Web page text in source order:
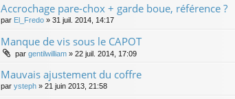
Accrochage pare-chox + garde boue, référence ?
par El_Fredo » 31 juil. 2014, 14:17
Manque de vis sous le CAPOT
par gentilwilliam » 22 juil. 2014, 17:09
Mauvais ajustement du coffre
par ysteph » 21 juin 2013, 21:58